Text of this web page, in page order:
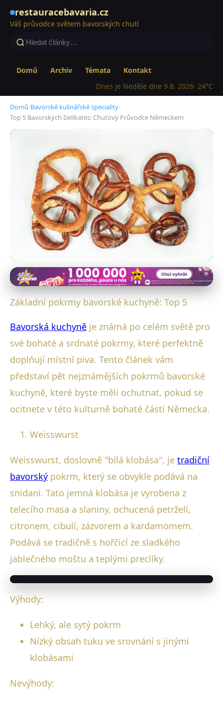
restauracebavaria.cz
Váš průvodce světem bavorských chutí
Domů Archiv Témata
Kontakt
Dnes je Neděle dne 9 8. 2026· 24°C
Domů›Bavorské kulinářské speciality›
Top 5 Bavorských Delikates: Chuťový Průvodce Německem
Bavorské kulinářské speciality
Top 5 Bavorských Delikates:
4. 9. 2025· 3 min čtení · Autor: Luboš Steiner
Základní pokrmy bavorské kuchyně: Top 5
Bavorská kuchyně je známá po celém světě pro
své bohaté a srdnaté pokrmy, které perfektně
doplňují místní piva. Tento článek vám
představí pět nejznámějších pokrmů bavorské
kuchyně, které byste měli ochutnat, pokud se
ocitnete v této kulturně bohaté části Německa.
Weisswurst
Weisswurst, doslovně "bílá klobása", je tradiční
bavorský pokrm, který se obvykle podává na
snídani. Tato jemná klobása je vyrobena z
telecího masa a slaniny, ochucená petrželí,
citronem, cibulí, zázvorem a kardamomem.
Podává se tradičně s hořčicí ze sladkého
jablečného moštu a teplými preclíky.
Výhody:
Lehký, ale sytý pokrm
Nízký obsah tuku ve srovnání s jinými
klobásami
Nevýhody: